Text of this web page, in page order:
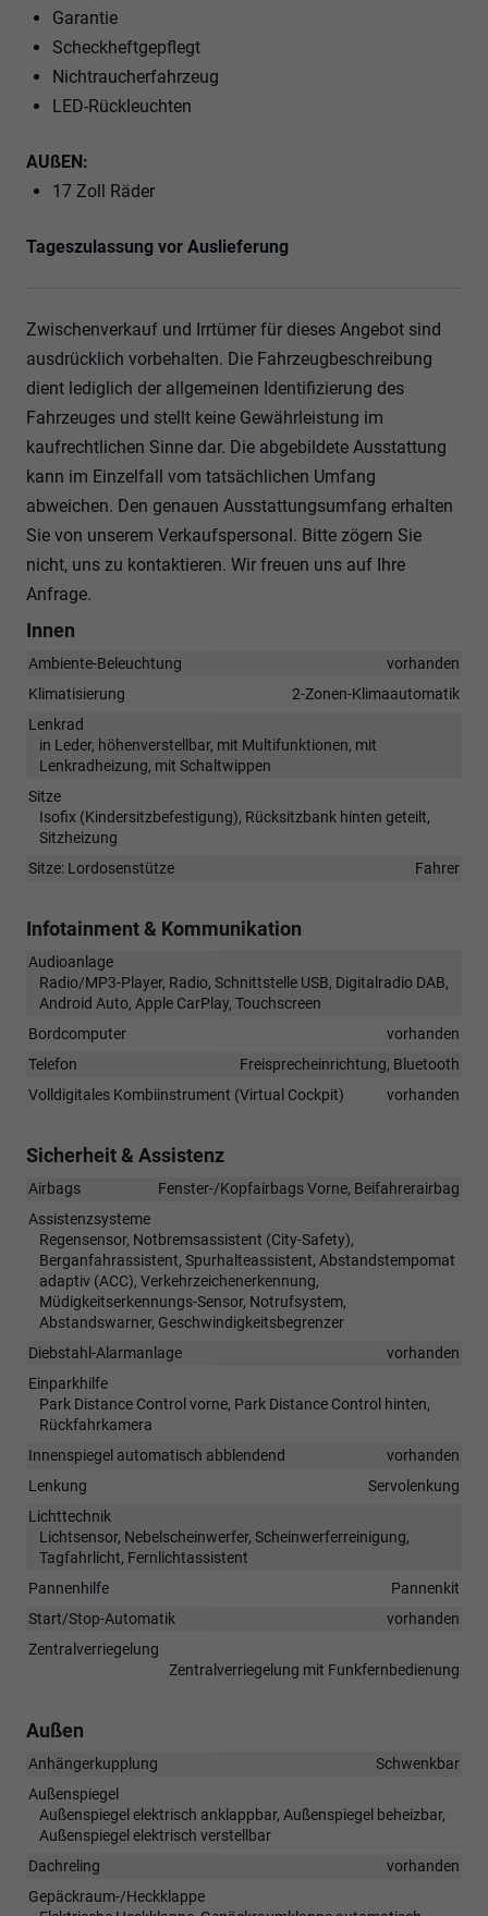
Garantie
Scheckheftgepflegt
Nichtraucherfahrzeug
LED-Rückleuchten
AUßEN:
17 Zoll Räder
Tageszulassung vor Auslieferung
Zwischenverkauf und Irrtümer für dieses Angebot sind
ausdrücklich vorbehalten. Die Fahrzeugbeschreibung
dient lediglich der allgemeinen Identifizierung des
Fahrzeuges und stellt keine Gewährleistung im
kaufrechtlichen Sinne dar. Die abgebildete Ausstattung
kann im Einzelfall vom tatsächlichen Umfang
abweichen. Den genauen Ausstattungsumfang erhalten
Sie von unserem Verkaufspersonal. Bitte zögern Sie
nicht, uns zu kontaktieren. Wir freuen uns auf Ihre
Anfrage.
Innen
Ambiente-Beleuchtung
vorhanden
Klimatisierung
2-Zonen-Klimaautomatik
Lenkrad
in Leder, höhenverstellbar, mit Multifunktionen, mit
Lenkradheizung, mit Schaltwippen
Sitze
Isofix (Kindersitzbefestigung), Rücksitzbank hinten geteilt,
Sitzheizung
Sitze: Lordosenstütze
Fahrer
Infotainment & Kommunikation
Audioanlage
Radio/MP3-Player, Radio, Schnittstelle USB, Digitalradio DAB,
Android Auto, Apple CarPlay, Touchscreen
Bordcomputer
vorhanden
Telefon
Freisprecheinrichtung, Bluetooth
Volldigitales Kombiinstrument (Virtual Cockpit)
vorhanden
Sicherheit & Assistenz
Airbags
Fenster-/Kopfairbags Vorne, Beifahrerairbag
Assistenzsysteme
Regensensor, Notbremsassistent (City-Safety),
Berganfahrassistent, Spurhalteassistent, Abstandstempomat
adaptiv (ACC), Verkehrzeichenerkennung,
Müdigkeitserkennungs-Sensor, Notrufsystem,
Abstandswarner, Geschwindigkeitsbegrenzer
Diebstahl-Alarmanlage
vorhanden
Einparkhilfe
Park Distance Control vorne, Park Distance Control hinten,
Rückfahrkamera
Innenspiegel automatisch abblendend
vorhanden
Lenkung
Servolenkung
Lichttechnik
Lichtsensor, Nebelscheinwerfer, Scheinwerferreinigung,
Tagfahrlicht, Fernlichtassistent
Pannenhilfe
Pannenkit
Start/Stop-Automatik
vorhanden
Zentralverriegelung
Zentralverriegelung mit Funkfernbedienung
Außen
Anhängerkupplung
Schwenkbar
Außenspiegel
Außenspiegel elektrisch anklappbar, Außenspiegel beheizbar,
Außenspiegel elektrisch verstellbar
Dachreling
vorhanden
Gepäckraum-/Heckklappe